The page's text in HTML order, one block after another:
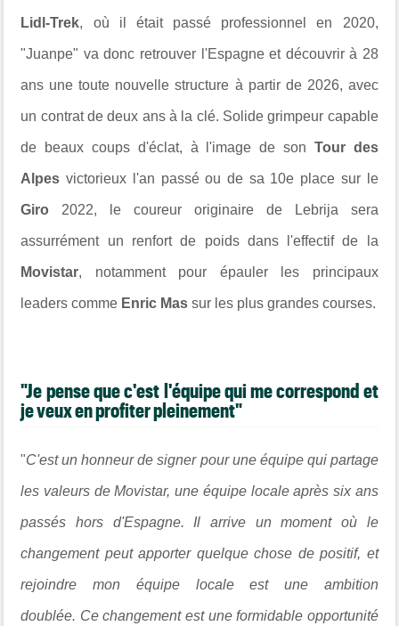
Lidl-Trek, où il était passé professionnel en 2020,
"Juanpe" va donc retrouver l'Espagne et découvrir à 28
ans une toute nouvelle structure à partir de 2026, avec
un contrat de deux ans à la clé. Solide grimpeur capable
de beaux coups d'éclat, à l'image de son Tour des
Alpes victorieux l'an passé ou de sa 10e place sur le
Giro 2022, le coureur originaire de Lebrija sera
assurrément un renfort de poids dans l'effectif de la
Movistar, notamment pour épauler les principaux
leaders comme Enric Mas sur les plus grandes courses.
"Je pense que c'est l'équipe qui me correspond et
je veux en profiter pleinement"
"C'est un honneur de signer pour une équipe qui partage
les valeurs de Movistar, une équipe locale après six ans
passés hors d'Espagne. Il arrive un moment où le
changement peut apporter quelque chose de positif, et
rejoindre mon équipe locale est une ambition
doublée. Ce changement est une formidable opportunité